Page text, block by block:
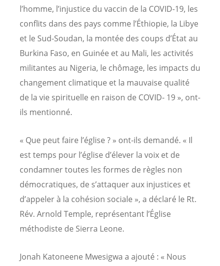
l’homme, l’injustice du vaccin de la COVID-19, les
conflits dans des pays comme l’Éthiopie, la Libye
et le Sud-Soudan, la montée des coups d’État au
Burkina Faso, en Guinée et au Mali, les activités
militantes au Nigeria, le chômage, les impacts du
changement climatique et la mauvaise qualité
de la vie spirituelle en raison de COVID- 19 », ont-
ils mentionné.
« Que peut faire l’église ? » ont-ils demandé. « Il
est temps pour l’église d’élever la voix et de
condamner toutes les formes de règles non
démocratiques, de s’attaquer aux injustices et
d’appeler à la cohésion sociale », a déclaré le Rt.
Rév. Arnold Temple, représentant l’Église
méthodiste de Sierra Leone.
Jonah Katoneene Mwesigwa a ajouté : « Nous